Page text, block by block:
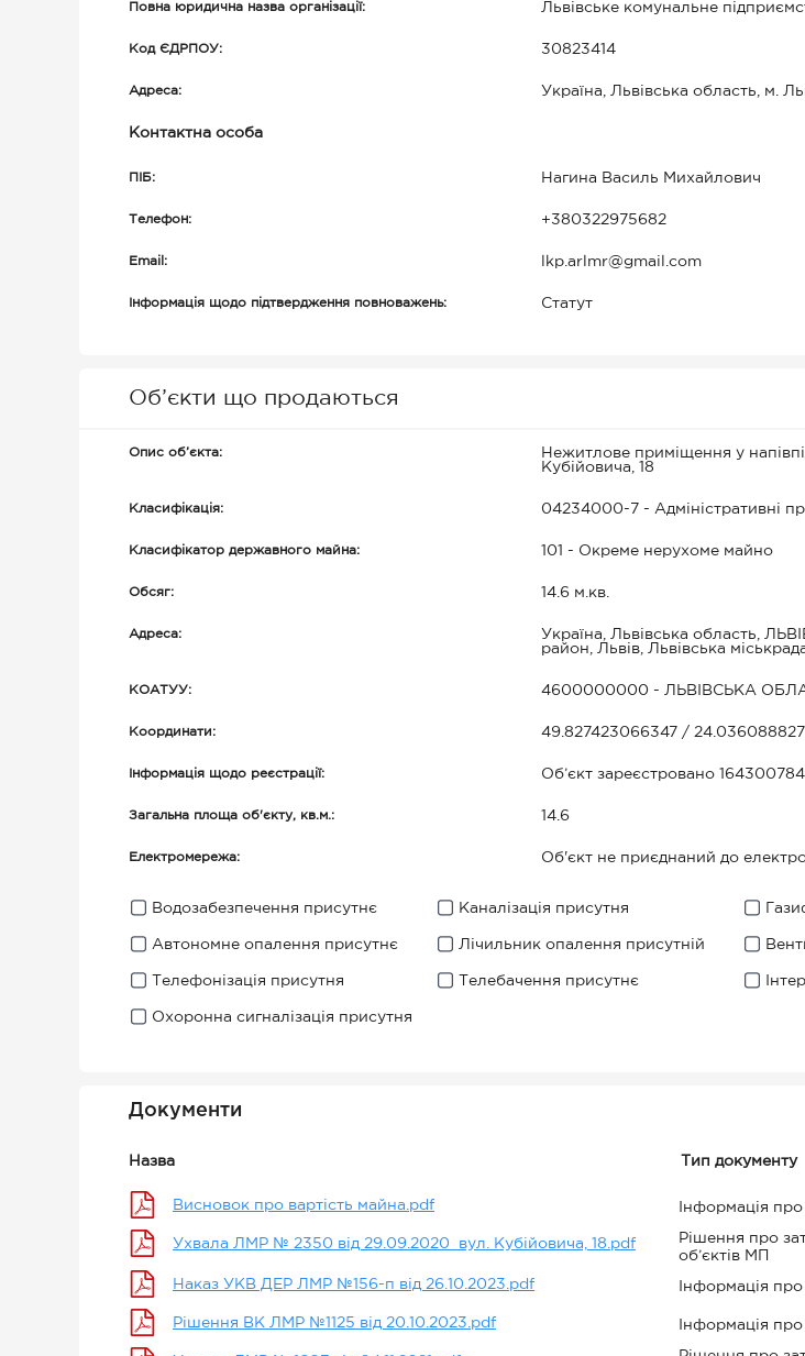
Повна юридична назва організації: Львівське комунальне
Код ЄДРПОУ: 30823414
Адреса: Україна, Львівська область, м.
Контактна особа
ПІБ: Нагина Василь Михайлович
Телефон: +380322975682
Email: lkp.arlmr@gmail.com
Інформація щодо підтвердження повноважень: Статут
Об’єкти що продаються
Опис об’єкта:
Нежитлове приміщення у
Кубійовича, 18
Класифікація: 04234000-7 - Адміністративні
Класифікатор державного майна: 101 - Окреме нерухоме майно
Обсяг: 14.6 м.кв.
Адреса:
Україна, Львівська область,
район, Львів, Львівська
КОАТУУ: 4600000000 - ЛЬВІВСЬКА
Координати: 49.827423066347 /
Інформація щодо реєстрації: Об’єкт зареєстровано
Загальна площа об'єкту, кв.м.: 14.6
Електромережа: Об'єкт не приєднаний до
Водозабезпечення присутнє Каналізація присутня
Автономне опалення присутнє
Лічильник опалення присутній
Телефонізація присутня Телебачення присутнє
Охоронна сигналізація присутня
Документи
Назва Тип документу
Висновок про вартість майна.pdf Інформація про
Ухвала ЛМР № 2350 від 29.09.2020_вул. Кубійовича, 18.pdf
Рішення про
об’єктів МП
Наказ УКВ ДЕР ЛМР №156-п від 26.10.2023.pdf Інформація про
Рішення ВК ЛМР №1125 від 20.10.2023.pdf Інформація про